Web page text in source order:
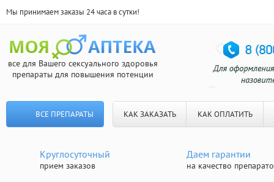
Мы принимаем заказы 24 часа в сутки!
все для Вашего сексуального здоровья
препараты для повышения потенции
ВСЕ ПРЕПАРАТЫ КАК ЗАКАЗАТЬ КАК ОПЛАТИТЬ
Круглосуточный
прием заказов
Даем гарантии
на качество